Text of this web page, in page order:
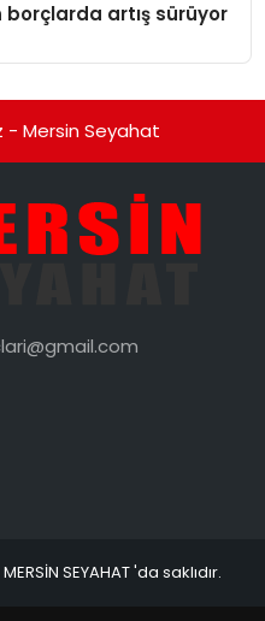
borçlarda artış sürüyor
- Mersin Seyahat
SEYAHAT 'da saklıdır.